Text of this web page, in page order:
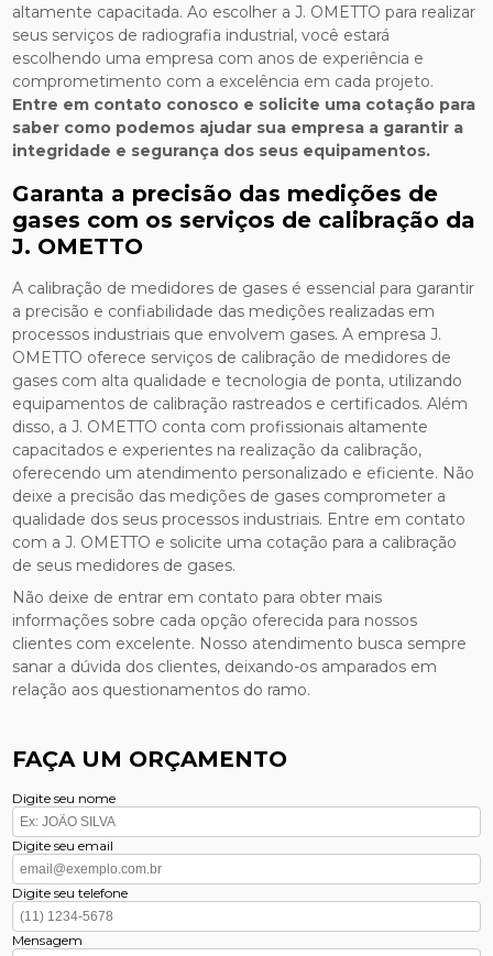
altamente capacitada. Ao escolher a J. OMETTO para realizar
seus serviços de radiografia industrial, você estará
escolhendo uma empresa com anos de experiência e
comprometimento com a excelência em cada projeto.
Entre em contato conosco e solicite uma cotação para
saber como podemos ajudar sua empresa a garantir a
integridade e segurança dos seus equipamentos.
Garanta a precisão das medições de
gases com os serviços de calibração da
J. OMETTO
A calibração de medidores de gases é essencial para garantir
a precisão e confiabilidade das medições realizadas em
processos industriais que envolvem gases. A empresa J.
OMETTO oferece serviços de calibração de medidores de
gases com alta qualidade e tecnologia de ponta, utilizando
equipamentos de calibração rastreados e certificados. Além
disso, a J. OMETTO conta com profissionais altamente
capacitados e experientes na realização da calibração,
oferecendo um atendimento personalizado e eficiente. Não
deixe a precisão das medições de gases comprometer a
qualidade dos seus processos industriais. Entre em contato
com a J. OMETTO e solicite uma cotação para a calibração
de seus medidores de gases.
Não deixe de entrar em contato para obter mais
informações sobre cada opção oferecida para nossos
clientes com excelente. Nosso atendimento busca sempre
sanar a dúvida dos clientes, deixando-os amparados em
relação aos questionamentos do ramo.
FAÇA UM ORÇAMENTO
Digite seu nome
Digite seu email
Digite seu telefone
Mensagem